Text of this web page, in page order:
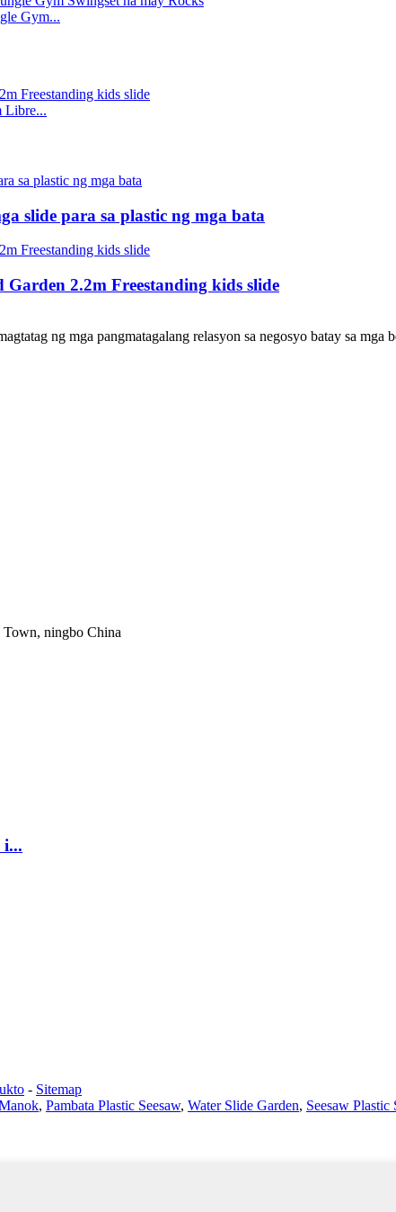
Gym...
Libre...
slide para sa plastic ng mga bata
2.2m Freestanding kids slide
ng mga pangmatagalang relasyon sa negosyo batay sa mga
ningbo China
i...
- Sitemap
, Pambata Plastic Seesaw, Water Slide Garden, Seesaw Plastic